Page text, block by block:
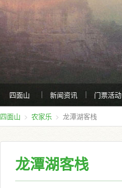
四面山 新闻资讯 门票活动
四面山 农家乐 龙潭湖客栈
龙潭湖客栈